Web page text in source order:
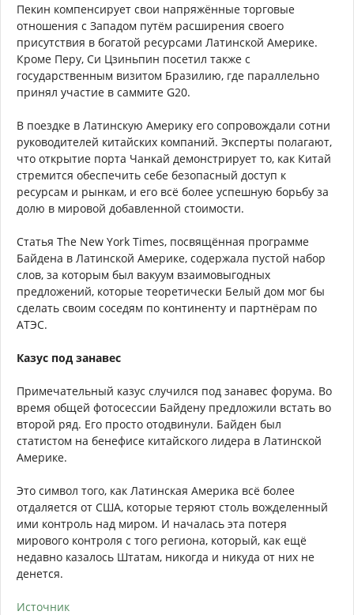
Пекин компенсирует свои напряжённые торговые
отношения с Западом путём расширения своего
присутствия в богатой ресурсами Латинской Америке.
Кроме Перу, Си Цзиньпин посетил также с
государственным визитом Бразилию, где параллельно
принял участие в саммите G20.
В поездке в Латинскую Америку его сопровождали сотни
руководителей китайских компаний. Эксперты полагают,
что открытие порта Чанкай демонстрирует то, как Китай
стремится обеспечить себе безопасный доступ к
ресурсам и рынкам, и его всё более успешную борьбу за
долю в мировой добавленной стоимости.
Статья The New York Times, посвящённая программе
Байдена в Латинской Америке, содержала пустой набор
слов, за которым был вакуум взаимовыгодных
предложений, которые теоретически Белый дом мог бы
сделать своим соседям по континенту и партнёрам по
АТЭС.
Казус под занавес
Примечательный казус случился под занавес форума. Во
время общей фотосессии Байдену предложили встать во
второй ряд. Его просто отодвинули. Байден был
статистом на бенефисе китайского лидера в Латинской
Америке.
Это символ того, как Латинская Америка всё более
отдаляется от США, которые теряют столь вожделенный
ими контроль над миром. И началась эта потеря
мирового контроля с того региона, который, как ещё
недавно казалось Штатам, никогда и никуда от них не
денется.
Источник